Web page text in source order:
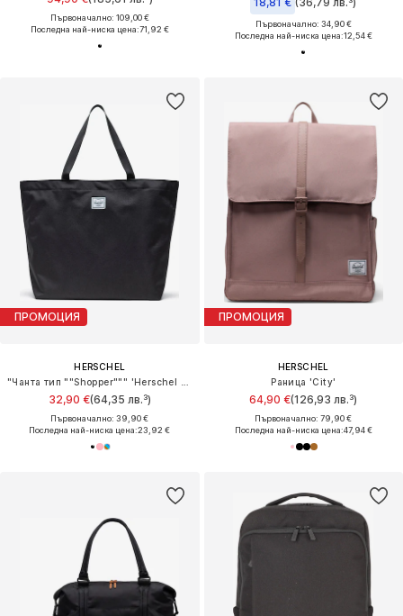
Първоначално: 109,00 €
Последна най-ниска цена:71,92 €
Първоначално: 34,90 €
Последна най-ниска цена:12,54 €
ПРОМОЦИЯ
HERSCHEL
32,90 €(64,35 лв.³)
Първоначално: 39,90 €
Последна най-ниска цена:23,92 €
ПРОМОЦИЯ
HERSCHEL
Раница 'City'
64,90 €(126,93 лв.³)
Първоначално: 79,90 €
Последна най-ниска цена:47,94 €